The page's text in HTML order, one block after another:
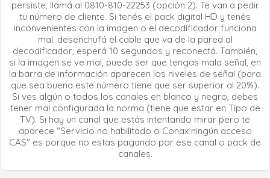
persiste, llamá al 0810-810-22253 (opción 2). Te van a pedir
tu número de cliente. Si tenés el pack digital HD y tenés
inconvenientes con la imagen o el decodificador funciona
mal: desenchufá el cable que va de la pared al
decodificador, esperá 10 segundos y reconectá. También,
si la imagen se ve mal, puede ser que tengas mala señal, en
la barra de información aparecen los niveles de señal (para
que sea buena este número tiene que ser superior al 20%).
Si ves algún o todos los canales en blanco y negro, debes
tener mal configurada la norma (tiene que estar en Tipo de
TV). Si hay un canal que estás intentando mirar pero te
aparece "Servicio no habilitado o Conax ningún acceso
CAS" es porque no estas pagando por ese canal o pack de
canales.